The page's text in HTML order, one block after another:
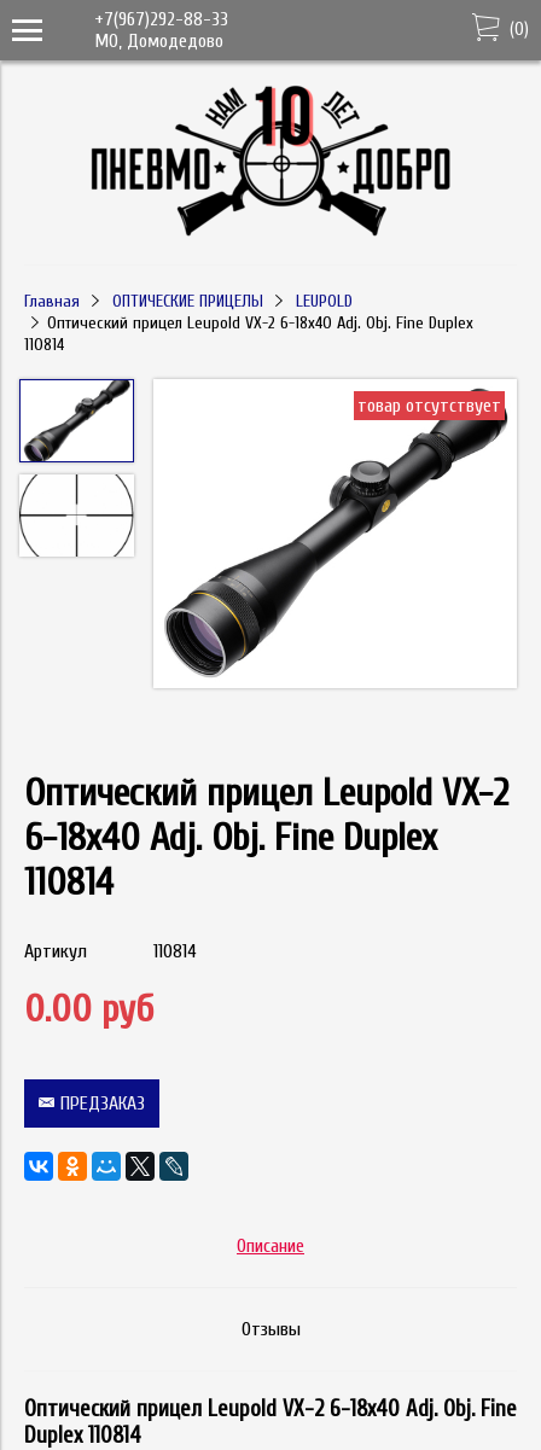
+7(967)292-88-33
МО, Домодедово
(0)
Главная ОПТИЧЕСКИЕ ПРИЦЕЛЫ
LEUPOLD
Оптический прицел Leupold VX-2 6-18x40 Adj. Obj. Fine Duplex
110814
товар отсутствует
Оптический прицел Leupold VX-2
6-18x40 Adj. Obj. Fine Duplex
110814
Артикул 110814
0.00 руб
ПРЕДЗАКАЗ
Описание
Отзывы
Оптический прицел Leupold VX-2 6-18x40 Adj. Obj. Fine
Duplex 110814